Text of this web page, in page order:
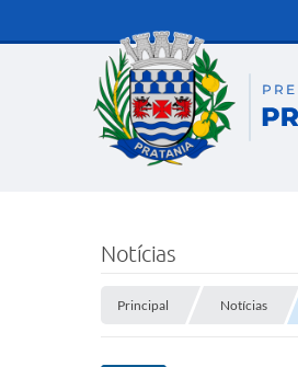
Notícias
Principal Notícias